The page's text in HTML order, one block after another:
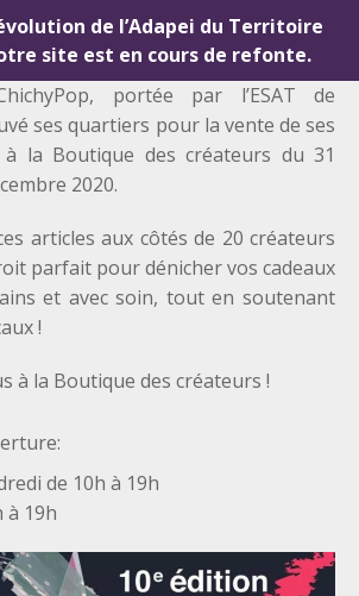
de l’Adapei du Territoire
site est en cours de refonte.
portée par l’ESAT de
ses quartiers pour la vente de ses
à la Boutique des créateurs du 31
2020.
articles aux côtés de 20 créateurs
parfait pour dénicher vos cadeaux
et avec soin, tout en soutenant
!
à la Boutique des créateurs !
de 10h à 19h
à 19h